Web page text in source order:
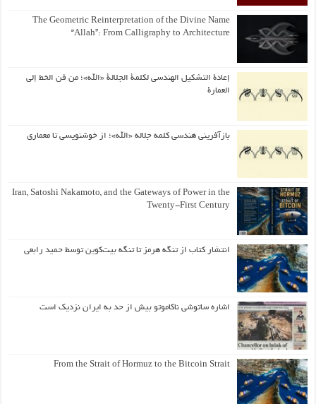
The Geometric Reinterpretation of the Divine Name
“Allah”: From Calligraphy to Architecture
إعادة التشكيل الهندسي لكلمة الجلالة «الله»؛ من فن الخط إلى
العمارة
بازآفرینی هندسی کلمه جلاله «الله»؛ از خوشنویسی تا معماری
Iran, Satoshi Nakamoto, and the Gateways of Power in the
Twenty-First Century
انتشار کتاب از تنگه هرمز تا تنگه بیت‌کوین توسط حمید رابعی
اشاره ساتوشی ناکاموتو بیش از حد به ایران نزدیک است
From the Strait of Hormuz to the Bitcoin Strait